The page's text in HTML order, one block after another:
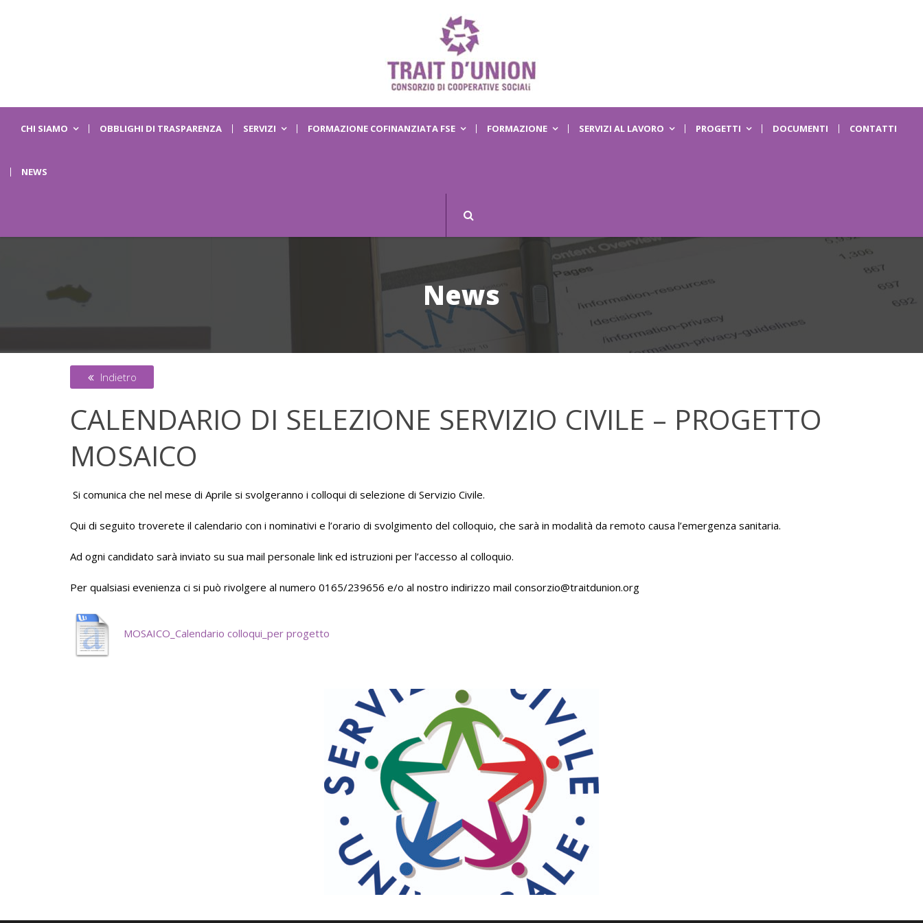
CHI SIAMO OBBLIGHI DI TRASPARENZA SERVIZI FORMAZIONE COFINANZIATA FSE FORMAZIONE SERVIZI AL LAVORO PROGETTI DOCUMENTI CONTATTI
NEWS
News
Indietro
CALENDARIO DI SELEZIONE SERVIZIO CIVILE – PROGETTO
MOSAICO
Si comunica che nel mese di Aprile si svolgeranno i colloqui di selezione di Servizio Civile.
Qui di seguito troverete il calendario con i nominativi e l’orario di svolgimento del colloquio, che sarà in modalità da remoto causa l’emergenza sanitaria.
Ad ogni candidato sarà inviato su sua mail personale link ed istruzioni per l’accesso al colloquio.
Per qualsiasi evenienza ci si può rivolgere al numero 0165/239656 e/o al nostro indirizzo mail consorzio@traitdunion.org
MOSAICO_Calendario colloqui_per progetto